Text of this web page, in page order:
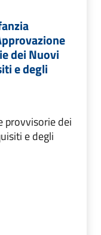
dei Nuovi
e degli
provvisorie dei
e degli